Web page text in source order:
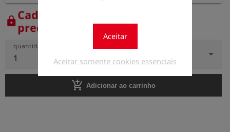
Aceitar
Aceitar somente cookies essenciais
lockCadastre-se agora para ver os
preços.
quantidade
1
add_shopping_cart Adicionar ao carrinho